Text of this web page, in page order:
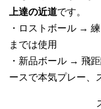
上達の近道です。
・ロストボール →
までは使用
・新品ボール → 飛
ースで本気プレー、